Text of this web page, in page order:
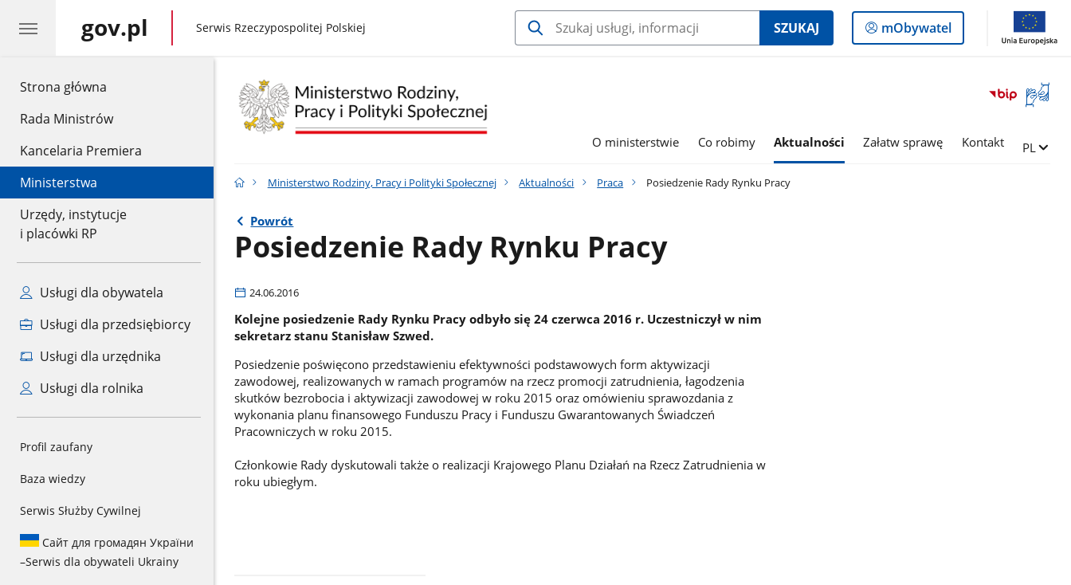
Strona główna
Rada Ministrów
Kancelaria Premiera
Ministerstwa
Urzędy, instytucje
i placówki RP
Usługi dla obywatela
Usługi dla przedsiębiorcy
Usługi dla urzędnika
Usługi dla rolnika
Profil zaufany
Baza wiedzy
Serwis Służby Cywilnej
Сайт для громадян України
–Serwis dla obywateli Ukrainy
gov.pl gov.pl
Serwis Rzeczypospolitej Polskiej SZUKAJ
Logowanie
do
mObywatel
Otwórz
okno
języka
O ministerstwie Co robimy Aktualności Załatw sprawę Kontakt Zmień
PL
Ministerstwo Rodziny, Pracy i Polityki Społecznej Aktualności Praca Posiedzenie Rady Rynku Pracy
Powrót
Posiedzenie Rady Rynku Pracy
24.06.2016
Kolejne posiedzenie Rady Rynku Pracy odbyło się 24 czerwca 2016 r. Uczestniczył w nim
sekretarz stanu Stanisław Szwed.
Posiedzenie poświęcono przedstawieniu efektywności podstawowych form aktywizacji
zawodowej, realizowanych w ramach programów na rzecz promocji zatrudnienia, łagodzenia
skutków bezrobocia i aktywizacji zawodowej w roku 2015 oraz omówieniu sprawozdania z
wykonania planu finansowego Funduszu Pracy i Funduszu Gwarantowanych Świadczeń
Pracowniczych w roku 2015.
Członkowie Rady dyskutowali także o realizacji Krajowego Planu Działań na Rzecz Zatrudnienia w
roku ubiegłym.